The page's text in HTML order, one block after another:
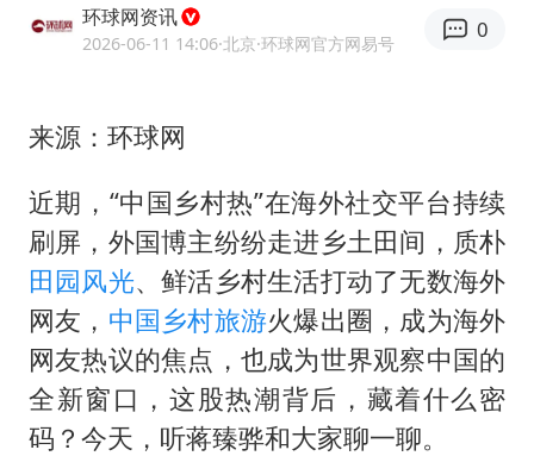
看守所辅警收受10万获刑1年
贵州轮胎子公司获美国退税8136万
U17国足1分钟轰2球
法国将禁止“未经同意的电话营销”
我国编制完成新版全月地质图
“深圳地面沉降致车辆损坏”不实
环球网资讯
2026-06-11 14:06·北京·环球网官方网易号
0
来源：环球网
近期，“中国乡村热”在海外社交平台持续
刷屏，外国博主纷纷走进乡土田间，质朴
田园风光、鲜活乡村生活打动了无数海外
网友， 中国乡村旅游火爆出圈，成为海外
网友热议的焦点，也成为世界观察中国的
全新窗口，这股热潮背后，藏着什么密
码？今天，听蒋臻骅和大家聊一聊。